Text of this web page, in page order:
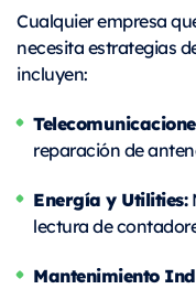
Cualquier empresa
necesita estrategias
incluyen:
reparación de
Energía y Utilities:
lectura de
Mantenimiento